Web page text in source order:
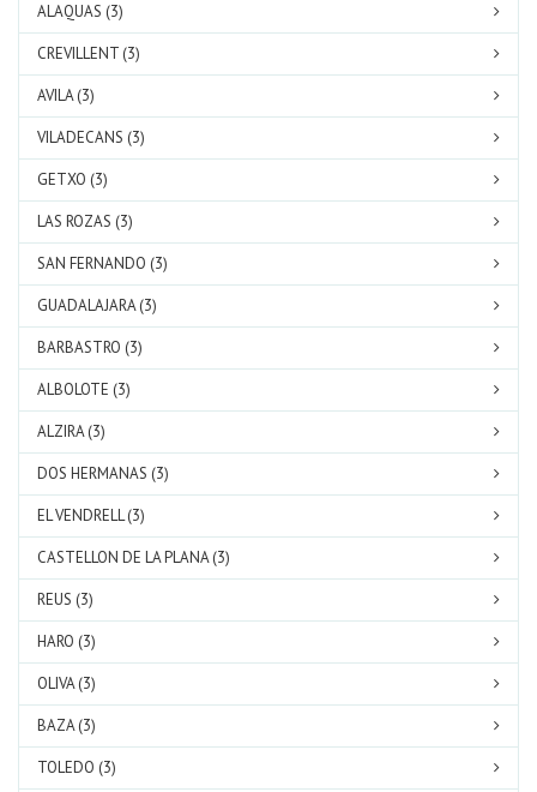
ALAQUAS (3)
CREVILLENT (3)
AVILA (3)
VILADECANS (3)
GETXO (3)
LAS ROZAS (3)
SAN FERNANDO (3)
GUADALAJARA (3)
BARBASTRO (3)
ALBOLOTE (3)
ALZIRA (3)
DOS HERMANAS (3)
EL VENDRELL (3)
CASTELLON DE LA PLANA (3)
REUS (3)
HARO (3)
OLIVA (3)
BAZA (3)
TOLEDO (3)